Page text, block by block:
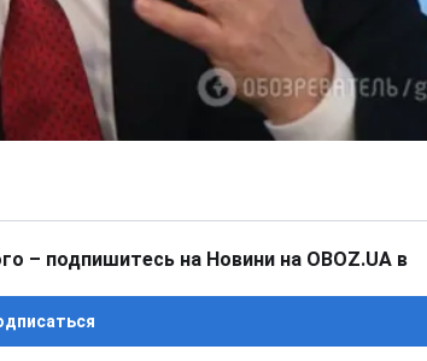
– подпишитесь на Новини на OBOZ.UA в